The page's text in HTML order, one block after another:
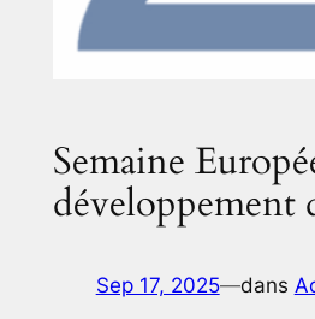
Semaine
développement
Sep 17, 2025—dans